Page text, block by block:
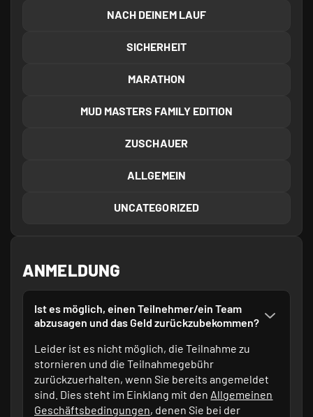
NACH DEINEM LAUF
SICHERHEIT
MARATHON
MUD MASTERS FAMILY EDITION
ZUSCHAUER
ALLGEMEIN
UNCATEGORIZED
ANMELDUNG
Ist es möglich, einen Teilnehmer/ein Team
abzusagen und das Geld zurückzubekommen?
Leider ist es nicht möglich, die Teilnahme zu
stornieren und die Teilnahmegebühr
zurückzuerhalten, wenn Sie bereits angemeldet
sind. Dies steht im Einklang mit den Allgemeinen
Geschäftsbedingungen, denen Sie bei der